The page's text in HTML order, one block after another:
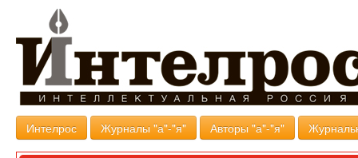
Интелрос Журналы "а"-"я" Авторы "а"-"я"